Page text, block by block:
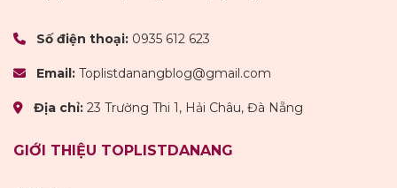
Số điện thoại: 0935 612 623
Email: Toplistdanangblog@gmail.com
Địa chỉ: 23 Trường Thi 1, Hải Châu, Đà Nẵng
GIỚI THIỆU TOPLISTDANANG